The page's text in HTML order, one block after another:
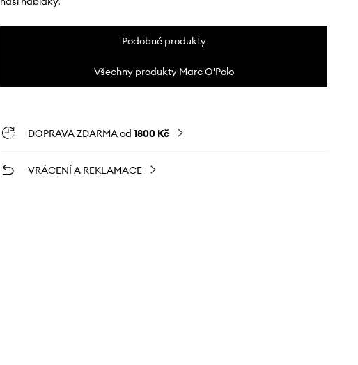
Podobné produkty
Všechny produkty Marc O'Polo
DOPRAVA ZDARMA od 1800 Kč
VRÁCENÍ A REKLAMACE